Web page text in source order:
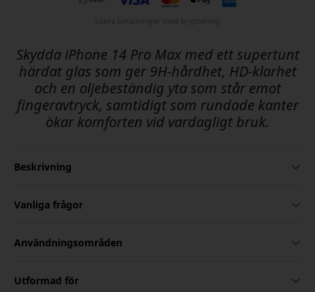
Skydda iPhone 14 Pro Max med ett supertunt
härdat glas som ger 9H-hårdhet, HD-klarhet
och en oljebeständig yta som står emot
fingeravtryck, samtidigt som rundade kanter
ökar komforten vid vardagligt bruk.
Beskrivning
Vanliga frågor
Användningsområden
Utformad för